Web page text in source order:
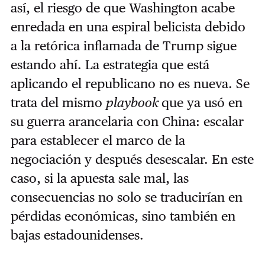
así, el riesgo de que Washington acabe
enredada en una espiral belicista debido
a la retórica inflamada de Trump sigue
estando ahí. La estrategia que está
aplicando el republicano no es nueva. Se
trata del mismo playbookque ya usó en
su guerra arancelaria con China: escalar
para establecer el marco de la
negociación y después desescalar. En este
caso, si la apuesta sale mal, las
consecuencias no solo se traducirían en
pérdidas económicas, sino también en
bajas estadounidenses.